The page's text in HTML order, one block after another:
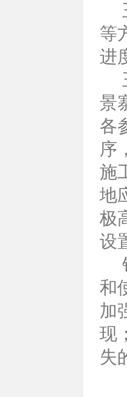
等
进
景
各
序
施
地
极
设
和
加
现
失